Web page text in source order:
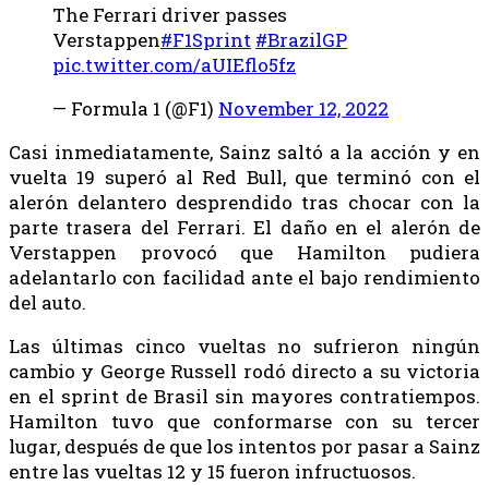
The Ferrari driver passes
Verstappen#F1Sprint #BrazilGP
pic.twitter.com/aUIEflo5fz
— Formula 1 (@F1) November 12, 2022
Casi inmediatamente, Sainz saltó a la acción y en
vuelta 19 superó al Red Bull, que terminó con el
alerón delantero desprendido tras chocar con la
parte trasera del Ferrari. El daño en el alerón de
Verstappen provocó que Hamilton pudiera
adelantarlo con facilidad ante el bajo rendimiento
del auto.
Las últimas cinco vueltas no sufrieron ningún
cambio y George Russell rodó directo a su victoria
en el sprint de Brasil sin mayores contratiempos.
Hamilton tuvo que conformarse con su tercer
lugar, después de que los intentos por pasar a Sainz
entre las vueltas 12 y 15 fueron infructuosos.